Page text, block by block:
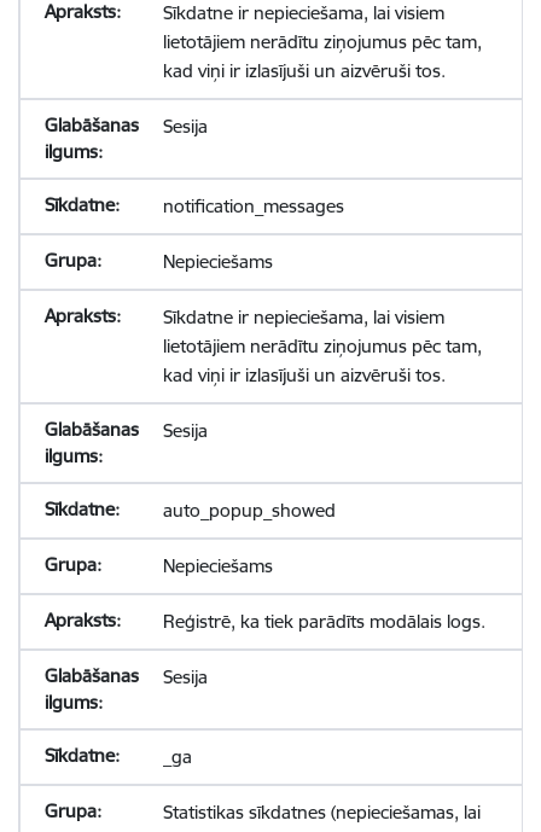
Sīkdatne ir nepieciešama, lai visiem
lietotājiem nerādītu ziņojumus pēc tam,
kad viņi ir izlasījuši un aizvēruši tos.
Sesija
notification_messages
Nepieciešams
Sīkdatne ir nepieciešama, lai visiem
lietotājiem nerādītu ziņojumus pēc tam,
kad viņi ir izlasījuši un aizvēruši tos.
Sesija
auto_popup_showed
Nepieciešams
Reģistrē, ka tiek parādīts modālais logs.
Sesija
_ga
Statistikas sīkdatnes (nepieciešamas, lai